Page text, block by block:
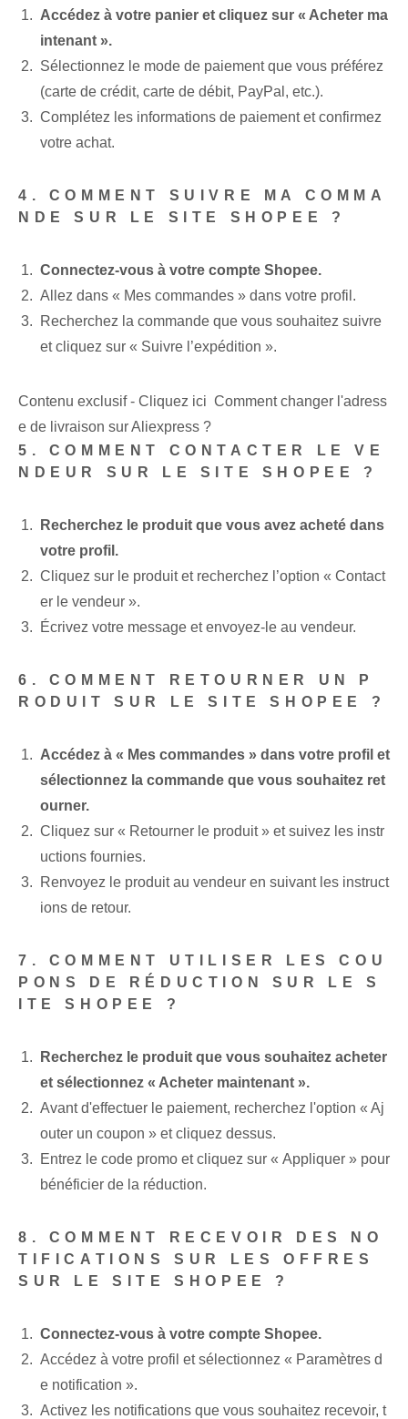
Accédez à votre panier et cliquez sur « Acheter ma
intenant ».
Sélectionnez le mode de paiement que vous préférez
(carte de crédit, carte de débit, PayPal, etc.).
Complétez les informations de paiement et confirmez
votre achat.
4. COMMENT SUIVRE MA COMMA
NDE SUR LE SITE SHOPEE ?
Connectez-vous à votre compte Shopee.
Allez dans « Mes commandes » dans votre profil.
Recherchez la commande que vous souhaitez suivre
et cliquez sur « Suivre l’expédition ».
Contenu exclusif - Cliquez ici Comment changer l'adress
e de livraison sur Aliexpress ?
5. COMMENT CONTACTER LE VE
NDEUR SUR LE SITE SHOPEE ?
Recherchez le produit que vous avez acheté dans
votre profil.
Cliquez sur le produit et recherchez l’option « Contact
er le vendeur ».
Écrivez votre message et envoyez-le au vendeur.
6. COMMENT RETOURNER UN P
RODUIT SUR LE SITE SHOPEE ?
Accédez à « Mes commandes » dans votre profil et
sélectionnez la commande que vous souhaitez ret
ourner.
Cliquez sur « Retourner le produit » et suivez les instr
uctions fournies.
Renvoyez le produit au vendeur en suivant les instruct
ions de retour.
7. COMMENT UTILISER LES COU
PONS DE RÉDUCTION SUR LE S
ITE SHOPEE ?
Recherchez le produit que vous souhaitez acheter
et sélectionnez « Acheter maintenant ».
Avant d'effectuer le paiement, recherchez l'option « Aj
outer un coupon » et cliquez dessus.
Entrez le code promo et cliquez sur « Appliquer » pour
bénéficier de la réduction.
8. COMMENT RECEVOIR DES NO
TIFICATIONS SUR LES OFFRES
SUR LE SITE SHOPEE ?
Connectez-vous à votre compte Shopee.
Accédez à votre profil et sélectionnez « Paramètres d
e notification ».
Activez les notifications que vous souhaitez recevoir, t